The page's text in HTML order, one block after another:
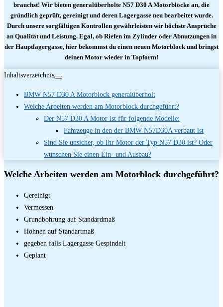
brauchst! Wir bieten generalüberholte N57 D30 A Motorblöcke an, die
gründlich geprüft, gereinigt und deren Lagergasse neu bearbeitet wurde.
Durch unsere sorgfältigen Kontrollen gewährleisten wir höchste Ansprüche
an Qualität und Leistung. Egal, ob Riefen im Zylinder oder Abnutzungen in
der Hauptlagergasse, hier bekommst du einen neuen Motorblock und bringst
deinen Motor wieder in Topform!
Inhaltsverzeichnis
BMW N57 D30 A Motorblock generalüberholt
Welche Arbeiten werden am Motorblock durchgeführt?
Der N57 D30 A Motor ist für folgende Modelle:
Fahrzeuge in den der BMW N57D30A verbaut ist
Sind Sie unsicher, ob Ihr Motor der Typ N57 D30 ist? Oder
wünschen Sie einen Ein- und Ausbau?
Welche Arbeiten werden am Motorblock durchgeführt?
Gereinigt
Vermessen
Grundbohrung auf Standardmaß
Hohnen auf Standartmaß
gegeben falls Lagergasse Gespindelt
Geplant